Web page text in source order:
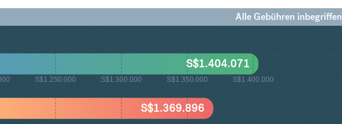
Alle Gebühren inbegriffen
S$1.250.000 S$1.300.000 S$1.350.000 S$1.400.000
S$1.369.896
S$1.404.071